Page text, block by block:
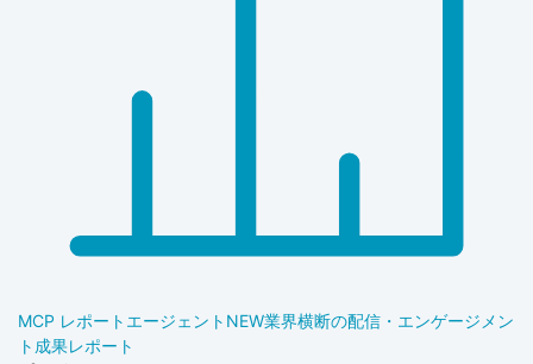
MCP レポートエージェント NEW業界横断の配信・エンゲージメン
ト成果レポート